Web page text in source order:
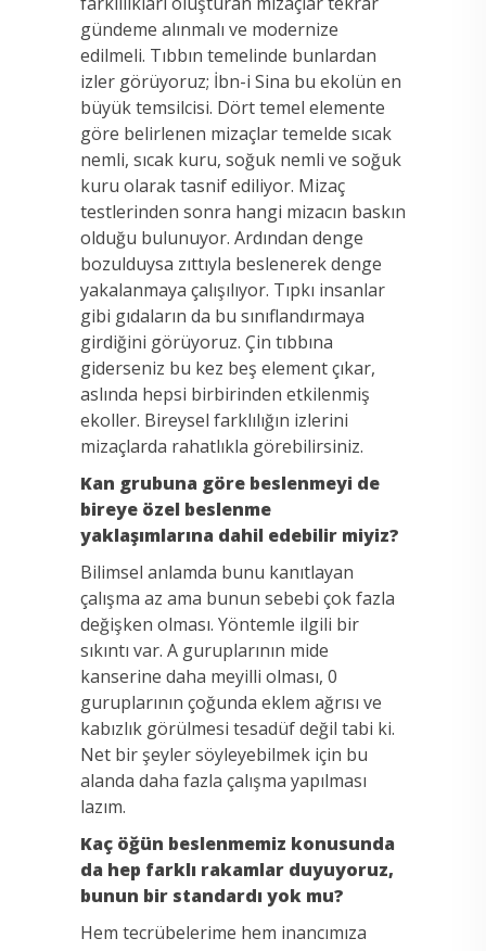
gündeme alınmalı ve modernize
edilmeli. Tıbbın temelinde bunlardan
izler görüyoruz; İbn-i Sina bu ekolün en
büyük temsilcisi. Dört temel elemente
göre belirlenen mizaçlar temelde sıcak
nemli, sıcak kuru, soğuk nemli ve soğuk
kuru olarak tasnif ediliyor. Mizaç
testlerinden sonra hangi mizacın baskın
olduğu bulunuyor. Ardından denge
bozulduysa zıttıyla beslenerek denge
yakalanmaya çalışılıyor. Tıpkı insanlar
gibi gıdaların da bu sınıflandırmaya
girdiğini görüyoruz. Çin tıbbına
giderseniz bu kez beş element çıkar,
aslında hepsi birbirinden etkilenmiş
ekoller. Bireysel farklılığın izlerini
mizaçlarda rahatlıkla görebilirsiniz.
Kan grubuna göre beslenmeyi de
bireye özel beslenme
yaklaşımlarına dahil edebilir miyiz?
Bilimsel anlamda bunu kanıtlayan
çalışma az ama bunun sebebi çok fazla
değişken olması. Yöntemle ilgili bir
sıkıntı var. A guruplarının mide
kanserine daha meyilli olması, 0
guruplarının çoğunda eklem ağrısı ve
kabızlık görülmesi tesadüf değil tabi ki.
Net bir şeyler söyleyebilmek için bu
alanda daha fazla çalışma yapılması
lazım.
Kaç öğün beslenmemiz konusunda
da hep farklı rakamlar duyuyoruz,
bunun bir standardı yok mu?
Hem tecrübelerime hem inancımıza